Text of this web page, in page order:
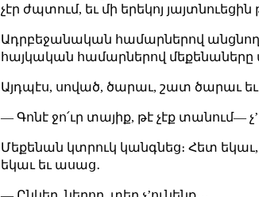
չէր ժպտում, եւ մի երեկոյ
Ադրբեջանական համարներով անցնող
հայկական համարներով մեքենաները
Այդպէս, սոված, ծարաւ, շատ ծարաւ
— Գոնէ ջո՛ւր տայիք, թէ չէք տանում—
Մեքենան կտրուկ կանգնեց։ Հետ
եկաւ եւ ասաց․